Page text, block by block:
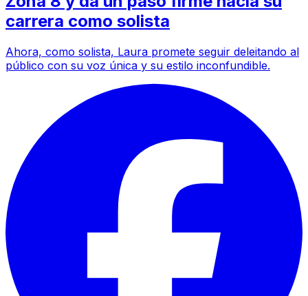
carrera como solista
Ahora, como solista, Laura promete seguir deleitando al
público con su voz única y su estilo inconfundible.